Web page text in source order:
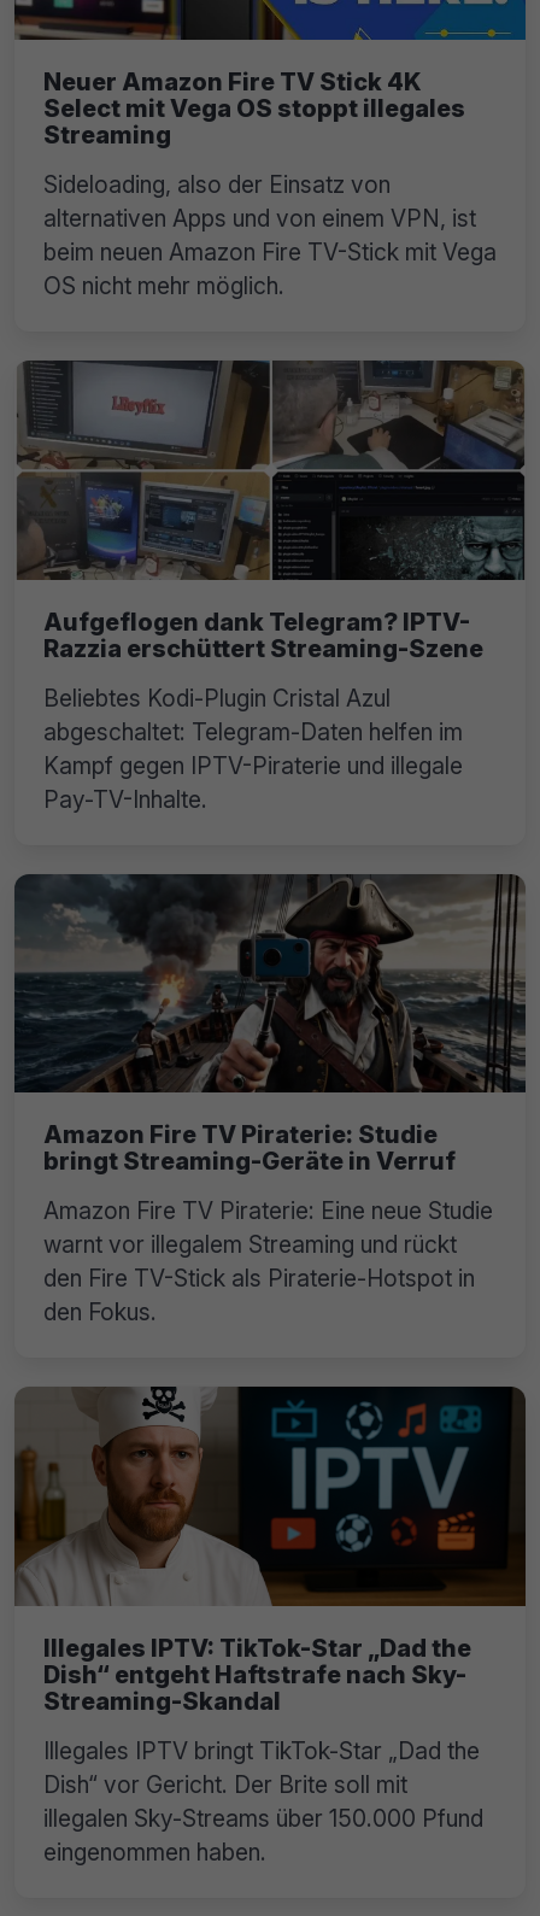
Neuer Amazon Fire TV Stick 4K
Select mit Vega OS stoppt illegales
Streaming
Sideloading, also der Einsatz von
alternativen Apps und von einem VPN, ist
beim neuen Amazon Fire TV-Stick mit Vega
OS nicht mehr möglich.
Aufgeflogen dank Telegram? IPTV-
Razzia erschüttert Streaming-Szene
Beliebtes Kodi-Plugin Cristal Azul
abgeschaltet: Telegram-Daten helfen im
Kampf gegen IPTV-Piraterie und illegale
Pay-TV-Inhalte.
Amazon Fire TV Piraterie: Studie
bringt Streaming-Geräte in Verruf
Amazon Fire TV Piraterie: Eine neue Studie
warnt vor illegalem Streaming und rückt
den Fire TV-Stick als Piraterie-Hotspot in
den Fokus.
Illegales IPTV: TikTok-Star „Dad the
Dish“ entgeht Haftstrafe nach Sky-
Streaming-Skandal
Illegales IPTV bringt TikTok-Star „Dad the
Dish“ vor Gericht. Der Brite soll mit
illegalen Sky-Streams über 150.000 Pfund
eingenommen haben.